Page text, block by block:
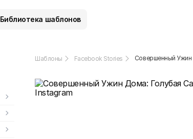
Библиотека шаблонов
Шаблоны Facebook Stories Совершенный Ужин